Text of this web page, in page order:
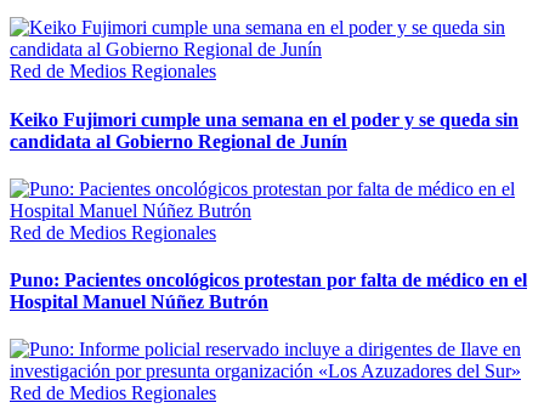
Red de Medios Regionales
Keiko Fujimori cumple una semana en el poder y se queda sin
candidata al Gobierno Regional de Junín
Red de Medios Regionales
Puno: Pacientes oncológicos protestan por falta de médico en el
Hospital Manuel Núñez Butrón
Red de Medios Regionales